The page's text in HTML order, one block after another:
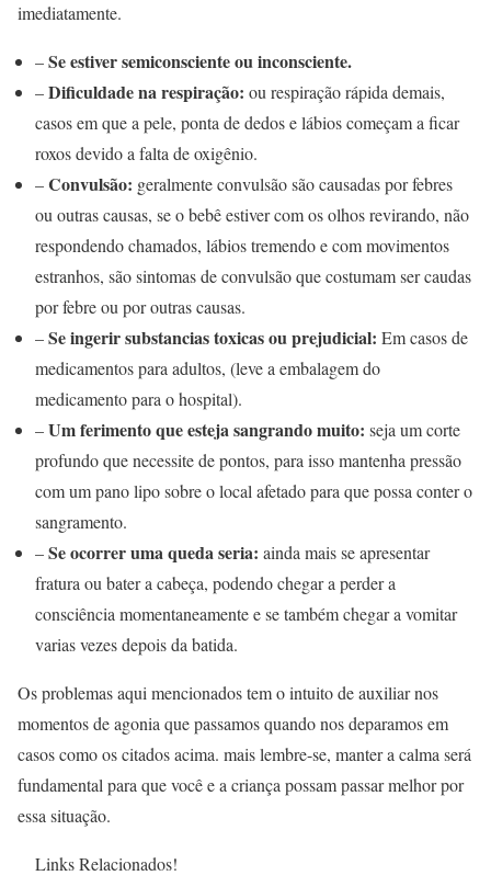
imediatamente.
–Se estiver semiconsciente ou inconsciente.
–Dificuldade na respiração: ou respiração rápida demais,
casos em que a pele, ponta de dedos e lábios começam a ficar
roxos devido a falta de oxigênio.
–Convulsão: geralmente convulsão são causadas por febres
ou outras causas, se o bebê estiver com os olhos revirando, não
respondendo chamados, lábios tremendo e com movimentos
estranhos, são sintomas de convulsão que costumam ser caudas
por febre ou por outras causas.
–Se ingerir substancias toxicas ou prejudicial: Em casos de
medicamentos para adultos, (leve a embalagem do
medicamento para o hospital).
–Um ferimento que esteja sangrando muito: seja um corte
profundo que necessite de pontos, para isso mantenha pressão
com um pano lipo sobre o local afetado para que possa conter o
sangramento.
–Se ocorrer uma queda seria: ainda mais se apresentar
fratura ou bater a cabeça, podendo chegar a perder a
consciência momentaneamente e se também chegar a vomitar
varias vezes depois da batida.
Os problemas aqui mencionados tem o intuito de auxiliar nos
momentos de agonia que passamos quando nos deparamos em
casos como os citados acima. mais lembre-se, manter a calma será
fundamental para que você e a criança possam passar melhor por
essa situação.
Links Relacionados!